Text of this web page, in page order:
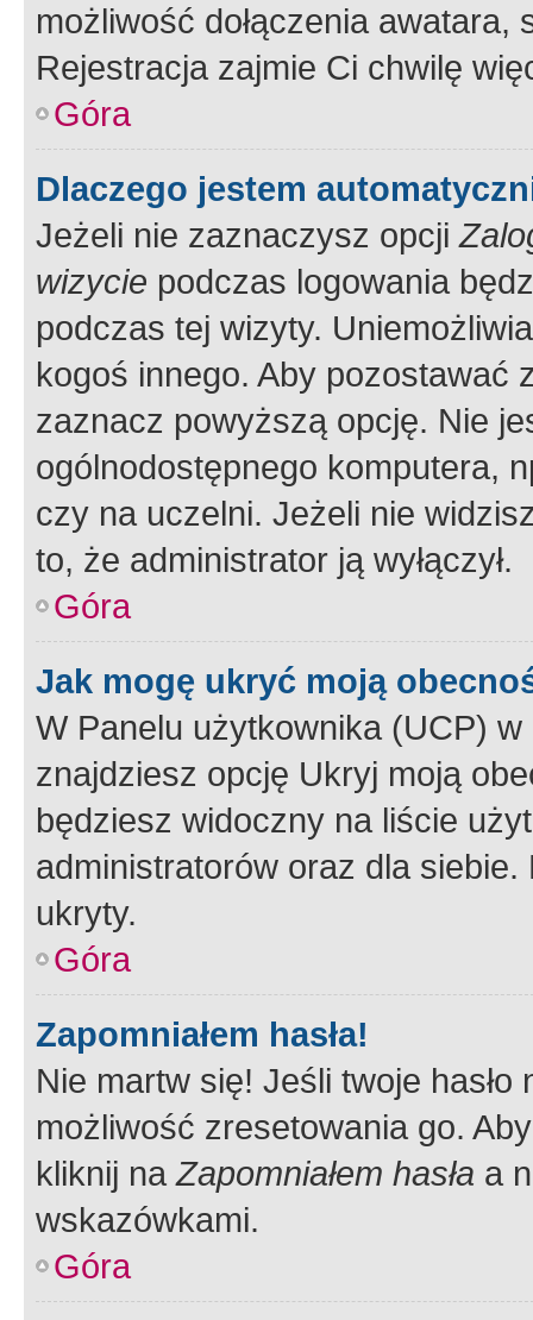
możliwość dołączenia
Rejestracja zajmie Ci chwilę
Góra
Dlaczego jestem
Jeżeli nie zaznaczysz opcji
wizycie podczas logowania
podczas tej wizyty.
kogoś innego. Aby pozostawać
zaznacz powyższą opcję. Nie
ogólnodostępnego komputera,
czy na uczelni. Jeżeli nie
to, że administrator ją wyłączył.
Góra
Jak mogę ukryć moją
W Panelu użytkownika (UCP) w
znajdziesz opcję Ukryj moją
będziesz widoczny na liście
administratorów oraz dla
ukryty.
Góra
Zapomniałem hasła!
Nie martw się! Jeśli twoje
możliwość zresetowania go.
kliknij naZapomniałem hasła a
wskazówkami.
Góra